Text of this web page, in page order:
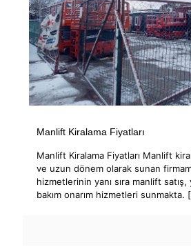
Manlift Kiralama Fiyatları
Manlift Kiralama Fiyatları Manlift
ve uzun dönem olarak sunan
hizmetlerinin yanı sıra manlift
bakım onarım hizmetleri sunmakta.